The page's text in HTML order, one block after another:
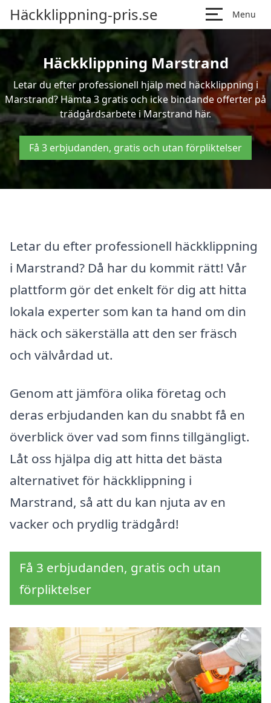
Häckklippning-pris.se Menu
Häckklippning Marstrand
Letar du efter professionell hjälp med häckklippning i
Marstrand? Hämta 3 gratis och icke bindande offerter på
trädgårdsarbete i Marstrand här.
Få 3 erbjudanden, gratis och utan förpliktelser
Letar du efter professionell häckklippning
i Marstrand? Då har du kommit rätt! Vår
plattform gör det enkelt för dig att hitta
lokala experter som kan ta hand om din
häck och säkerställa att den ser fräsch
och välvårdad ut.
Genom att jämföra olika företag och
deras erbjudanden kan du snabbt få en
överblick över vad som finns tillgängligt.
Låt oss hjälpa dig att hitta det bästa
alternativet för häckklippning i
Marstrand, så att du kan njuta av en
vacker och prydlig trädgård!
Få 3 erbjudanden, gratis och utan
förpliktelser